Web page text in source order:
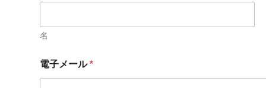
名
電子メール*